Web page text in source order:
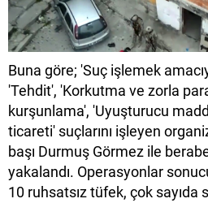
Buna göre; 'Suç işlemek
'Tehdit', 'Korkutma ve zorla
kurşunlama', 'Uyuşturucu
ticareti' suçlarını işleyen
başı Durmuş Görmez ile
yakalandı. Operasyonlar
10 ruhsatsız tüfek, çok sayıda